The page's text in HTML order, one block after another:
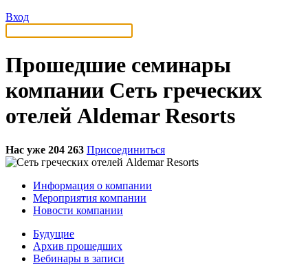
Вход
Прошедшие семинары
компании Сеть греческих
отелей Aldemar Resorts
Нас уже 204 263 Присоединиться
Информация о компании
Мероприятия компании
Новости компании
Будущие
Архив прошедших
Вебинары в записи